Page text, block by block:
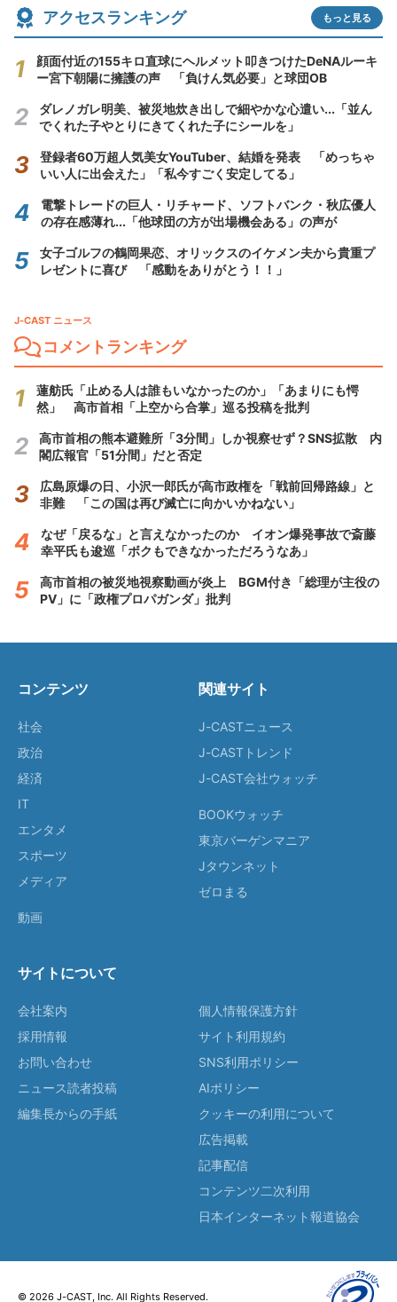
アクセスランキング もっと見る
顔面付近の155キロ直球にヘルメット叩きつけたDeNAルーキ
ー宮下朝陽に擁護の声 「負けん気必要」と球団OB
ダレノガレ明美、被災地炊き出しで細やかな心遣い...「並ん
でくれた子やとりにきてくれた子にシールを」
登録者60万超人気美女YouTuber、結婚を発表 「めっちゃ
いい人に出会えた」「私今すごく安定してる」
電撃トレードの巨人・リチャード、ソフトバンク・秋広優人
の存在感薄れ...「他球団の方が出場機会ある」の声が
女子ゴルフの鶴岡果恋、オリックスのイケメン夫から貴重プ
レゼントに喜び 「感動をありがとう！！」
J-CAST ニュース
コメントランキング
蓮舫氏「止める人は誰もいなかったのか」「あまりにも愕
然」 高市首相「上空から合掌」巡る投稿を批判
高市首相の熊本避難所「3分間」しか視察せず？SNS拡散 内
閣広報官「51分間」だと否定
広島原爆の日、小沢一郎氏が高市政権を「戦前回帰路線」と
非難 「この国は再び滅亡に向かいかねない」
なぜ「戻るな」と言えなかったのか イオン爆発事故で斎藤
幸平氏も逡巡「ボクもできなかっただろうなあ」
高市首相の被災地視察動画が炎上 BGM付き「総理が主役の
PV」に「政権プロパガンダ」批判
コンテンツ
社会
政治
経済
IT
エンタメ
スポーツ
メディア
動画
関連サイト
J-CASTニュース
J-CASTトレンド
J-CAST会社ウォッチ
BOOKウォッチ
東京バーゲンマニア
Jタウンネット
ゼロまる
サイトについて
会社案内
採用情報
お問い合わせ
ニュース読者投稿
編集長からの手紙
個人情報保護方針
サイト利用規約
SNS利用ポリシー
AIポリシー
クッキーの利用について
広告掲載
記事配信
コンテンツ二次利用
日本インターネット報道協会
© 2026 J-CAST, Inc. All Rights Reserved.